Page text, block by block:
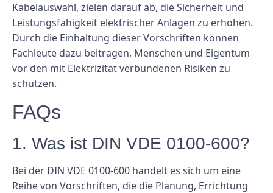
Kabelauswahl, zielen darauf ab, die Sicherheit und
Leistungsfähigkeit elektrischer Anlagen zu erhöhen.
Durch die Einhaltung dieser Vorschriften können
Fachleute dazu beitragen, Menschen und Eigentum
vor den mit Elektrizität verbundenen Risiken zu
schützen.
FAQs
1. Was ist DIN VDE 0100-600?
Bei der DIN VDE 0100-600 handelt es sich um eine
Reihe von Vorschriften, die die Planung, Errichtung